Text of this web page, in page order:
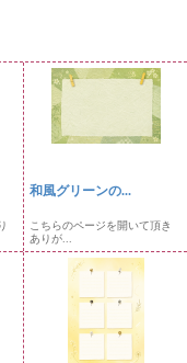
和風グリーンの...
こちらのページを開いて頂き
ありが...